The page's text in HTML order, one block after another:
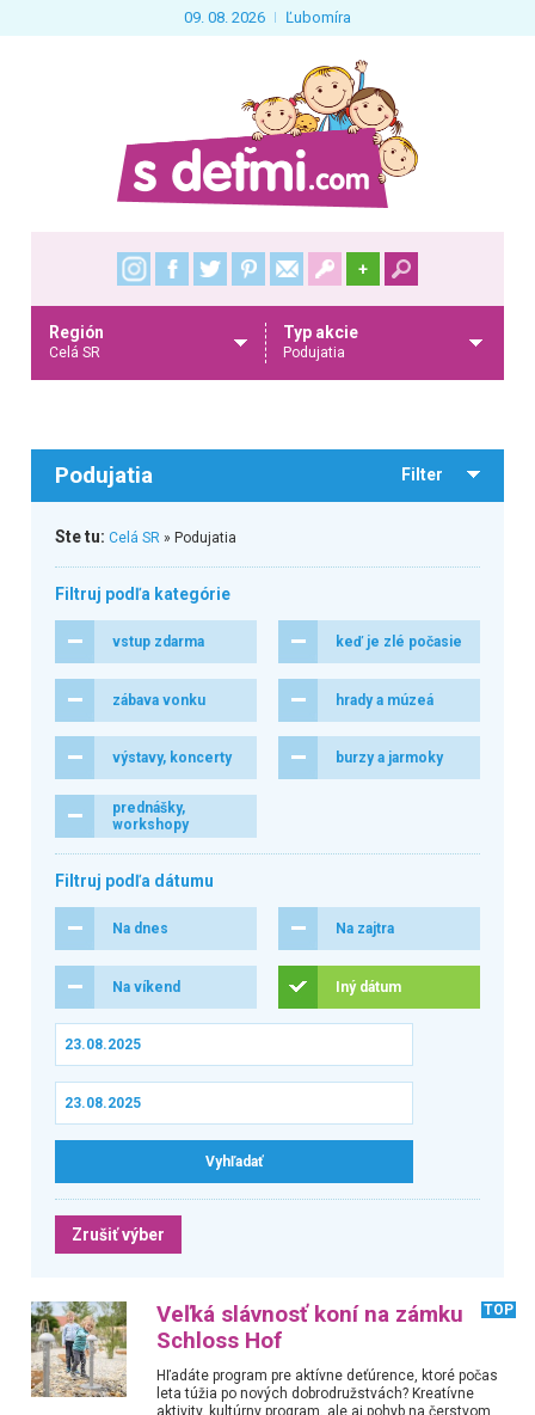
09. 08. 2026 Ľubomíra
+
Región
Celá SR
Typ akcie
Podujatia
Podujatia Filter
Ste tu: Celá SR» Podujatia
Filtruj podľa kategórie
vstup zdarma keď je zlé počasie
zábava vonku hrady a múzeá
výstavy, koncerty burzy a jarmoky
prednášky,
workshopy
Filtruj podľa dátumu
Na dnes Na zajtra
Na víkend Iný dátum
Zrušiť výber
Veľká slávnosť koní na zámku
Schloss Hof
TOP
Hľadáte program pre aktívne deťúrence, ktoré počas
leta túžia po nových dobrodružstvách? Kreatívne
aktivity, kultúrny program, ale aj pohyb na čerstvom